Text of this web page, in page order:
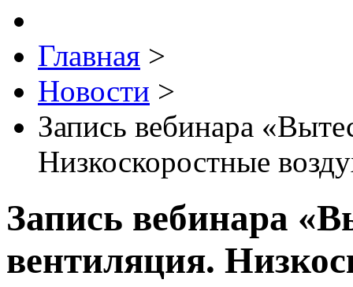
Главная >
Новости >
Запись вебинара
Низкоскоростные
Запись вебинара
вентиляция.